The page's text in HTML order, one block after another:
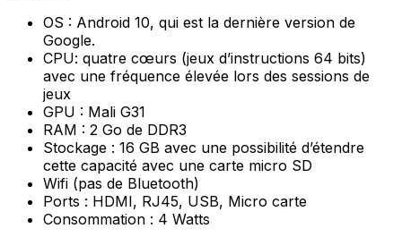
OS : Android 10, qui est la dernière version de
Google.
CPU: quatre cœurs (jeux d’instructions 64 bits)
avec une fréquence élevée lors des sessions de
jeux
GPU : Mali G31
RAM : 2 Go de DDR3
Stockage : 16 GB avec une possibilité d’étendre
cette capacité avec une carte micro SD
Wifi (pas de Bluetooth)
Ports : HDMI, RJ45, USB, Micro carte
Consommation : 4 Watts